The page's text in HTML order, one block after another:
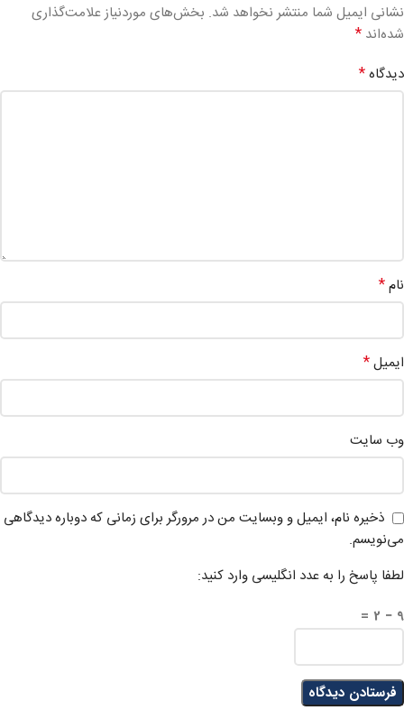
نشانی ایمیل شما منتشر نخواهد شد. بخش‌های موردنیاز علامت‌گذاری
شده‌اند *
دیدگاه*
نام*
ایمیل*
وب‌ سایت
ذخیره نام، ایمیل و وبسایت من در مرورگر برای زمانی که دوباره دیدگاهی
می‌نویسم.
لطفا پاسخ را به عدد انگلیسی وارد کنید:
9 − 2 =